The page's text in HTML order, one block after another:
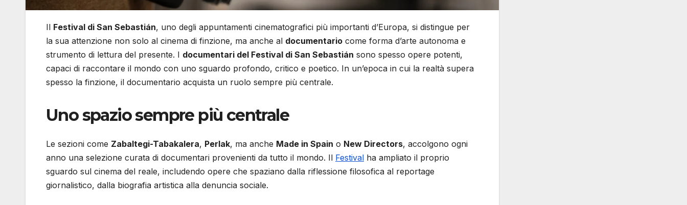
Il Festival di San Sebastián, uno degli appuntamenti cinematografici più importanti d’Europa, si distingue per
la sua attenzione non solo al cinema di finzione, ma anche al documentario come forma d’arte autonoma e
strumento di lettura del presente. I documentari del Festival di San Sebastián sono spesso opere potenti,
capaci di raccontare il mondo con uno sguardo profondo, critico e poetico. In un’epoca in cui la realtà supera
spesso la finzione, il documentario acquista un ruolo sempre più centrale.
Uno spazio sempre più centrale
Le sezioni come Zabaltegi-Tabakalera, Perlak, ma anche Made in Spain o New Directors, accolgono ogni
anno una selezione curata di documentari provenienti da tutto il mondo. Il Festival ha ampliato il proprio
sguardo sul cinema del reale, includendo opere che spaziano dalla riflessione filosofica al reportage
giornalistico, dalla biografia artistica alla denuncia sociale.